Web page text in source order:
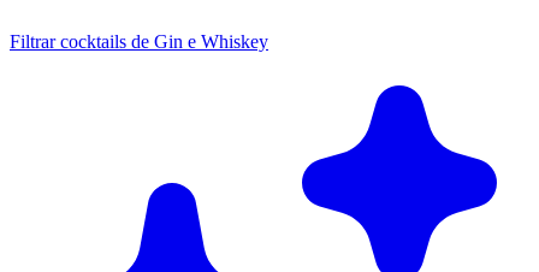
Filtrar cocktails de Gin e Whiskey